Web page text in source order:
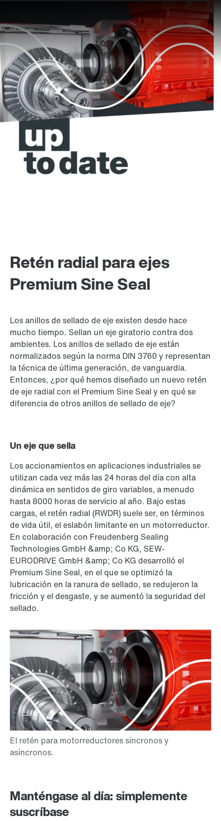
Retén radial para ejes
Premium Sine Seal
Los anillos de sellado de eje existen desde hace
mucho tiempo. Sellan un eje giratorio contra dos
ambientes. Los anillos de sellado de eje están
normalizados según la norma DIN 3760 y representan
la técnica de última generación, de vanguardia.
Entonces, ¿por qué hemos diseñado un nuevo retén
de eje radial con el Premium Sine Seal y en qué se
diferencia de otros anillos de sellado de eje?
Un eje que sella
Los accionamientos en aplicaciones industriales se
utilizan cada vez más las 24 horas del día con alta
dinámica en sentidos de giro variables, a menudo
hasta 8000 horas de servicio al año. Bajo estas
cargas, el retén radial (RWDR) suele ser, en términos
de vida útil, el eslabón limitante en un motorreductor.
En colaboración con Freudenberg Sealing
Technologies GmbH &amp; Co KG, SEW-
EURODRIVE GmbH &amp; Co KG desarrolló el
Premium Sine Seal, en el que se optimizó la
lubricación en la ranura de sellado, se redujeron la
fricción y el desgaste, y se aumentó la seguridad del
sellado.
Manténgase al día: simplemente
suscríbase